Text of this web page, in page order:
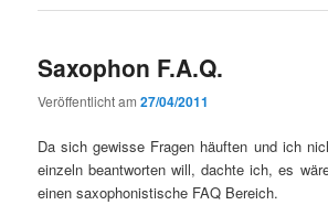
Saxophon F.A.Q.
Veröffentlicht am27/04/2011
Da sich gewisse Fragen häuften und ich
einzeln beantworten will, dachte ich, es
einen saxophonistische FAQ Bereich.